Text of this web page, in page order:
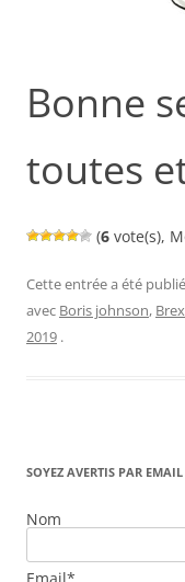
Bonne
toutes
(6 vote(s),
Cette entrée a été
avec Boris johnson,
2019 .
SOYEZ AVERTIS PAR
Nom